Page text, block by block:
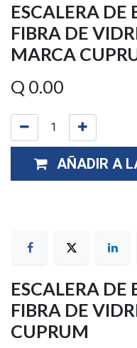
ESCALERA DE
FIBRA DE
MARCA
Q 0.00
AÑADIR A
ESCALERA DE
FIBRA DE
CUPRUM